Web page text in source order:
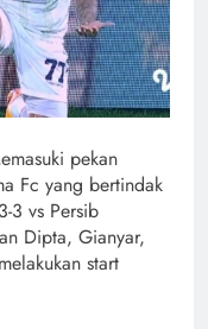
pekan
Fc yang bertindak
3 vs Persib
Dipta, Gianyar,
start